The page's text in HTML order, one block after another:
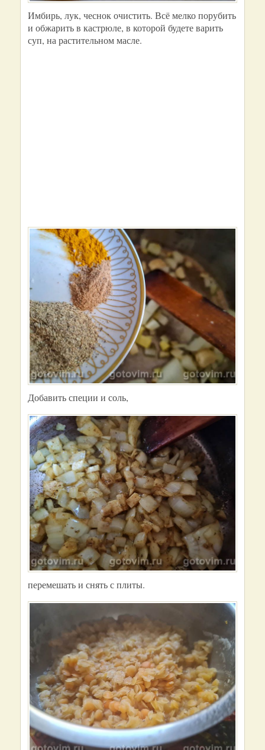
Имбирь, лук, чеснок очистить. Всё мелко порубить
и обжарить в кастрюле, в которой будете варить
суп, на растительном масле.
Добавить специи и соль,
перемешать и снять с плиты.